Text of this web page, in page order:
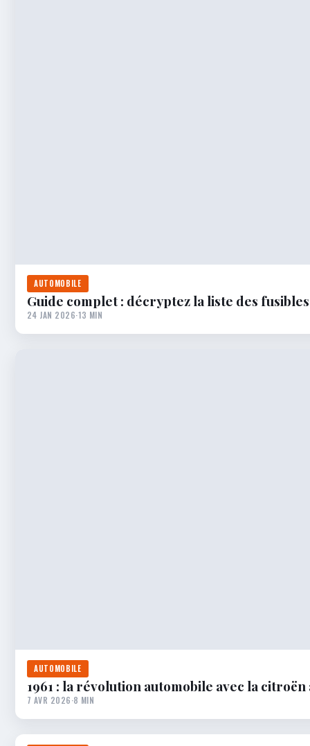
AUTOMOBILE
Guide complet : décryptez la liste des
24 JAN 2026·13 MIN
AUTOMOBILE
1961 : la révolution automobile avec la citroën
7 AVR 2026·8 MIN